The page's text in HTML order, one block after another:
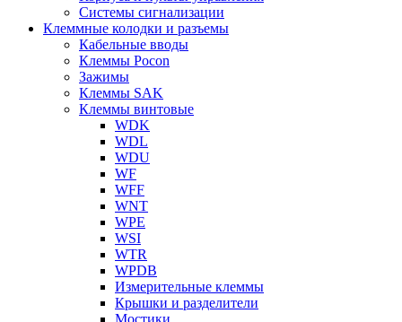
Системы сигнализации
Клеммные колодки и разъемы
Кабельные вводы
Клеммы Pocon
Зажимы
Клеммы SAK
Клеммы винтовые
WDK
WDL
WDU
WF
WFF
WNT
WPE
WSI
WTR
WPDB
Измерительные клеммы
Крышки и разделители
Мостики